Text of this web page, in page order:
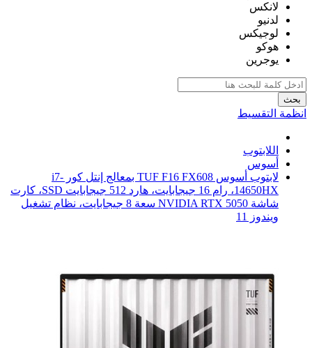
لانكس
لدنيو
لوجيكس
هوكو
يوجرين
بحث
انظمة التقسيط
اللابتوب
أسوس
لابتوب أسوس TUF F16 FX608 بمعالج إنتل كور i7-
14650HX، رام 16 جيجابايت، هارد 512 جيجابايت SSD، كارت
شاشة NVIDIA RTX 5050 سعة 8 جيجابايت، نظام تشغيل
ويندوز 11